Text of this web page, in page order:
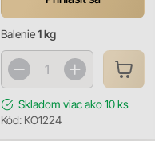
Balenie1 kg
Skladom viac ako 10 ks
Kód: KO1224